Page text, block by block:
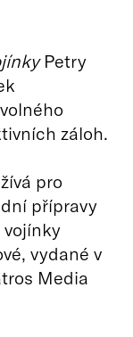
Petry
záloh.
pro
přípravy
vojínky
vydané v
Media